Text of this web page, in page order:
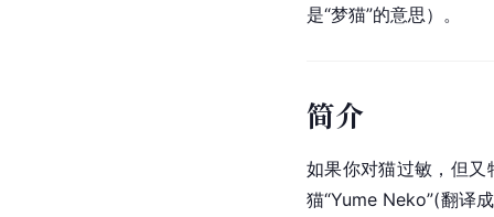
是“梦猫”的意思）。
简介
如果你对猫过敏，但
猫“Yume Neko”(翻译